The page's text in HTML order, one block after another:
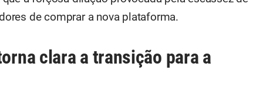
de comprar a nova plataforma.
clara a transição para a